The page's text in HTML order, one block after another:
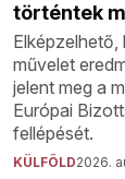
történtek
művelet
jelent meg a
Európai
fellépését.
KÜLFÖLD2026.